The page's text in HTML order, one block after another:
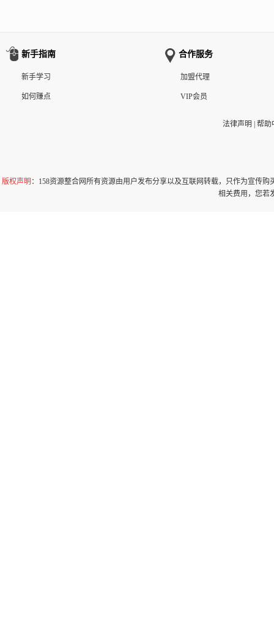
新手指南
新手学习
如何赚点
合作服务
加盟代理
VIP会员
法律声明 帮助
版权声明 ：158资源整合网所有资源由用户发布分享以及互联网转载，只作为宣传
相关费用，您若